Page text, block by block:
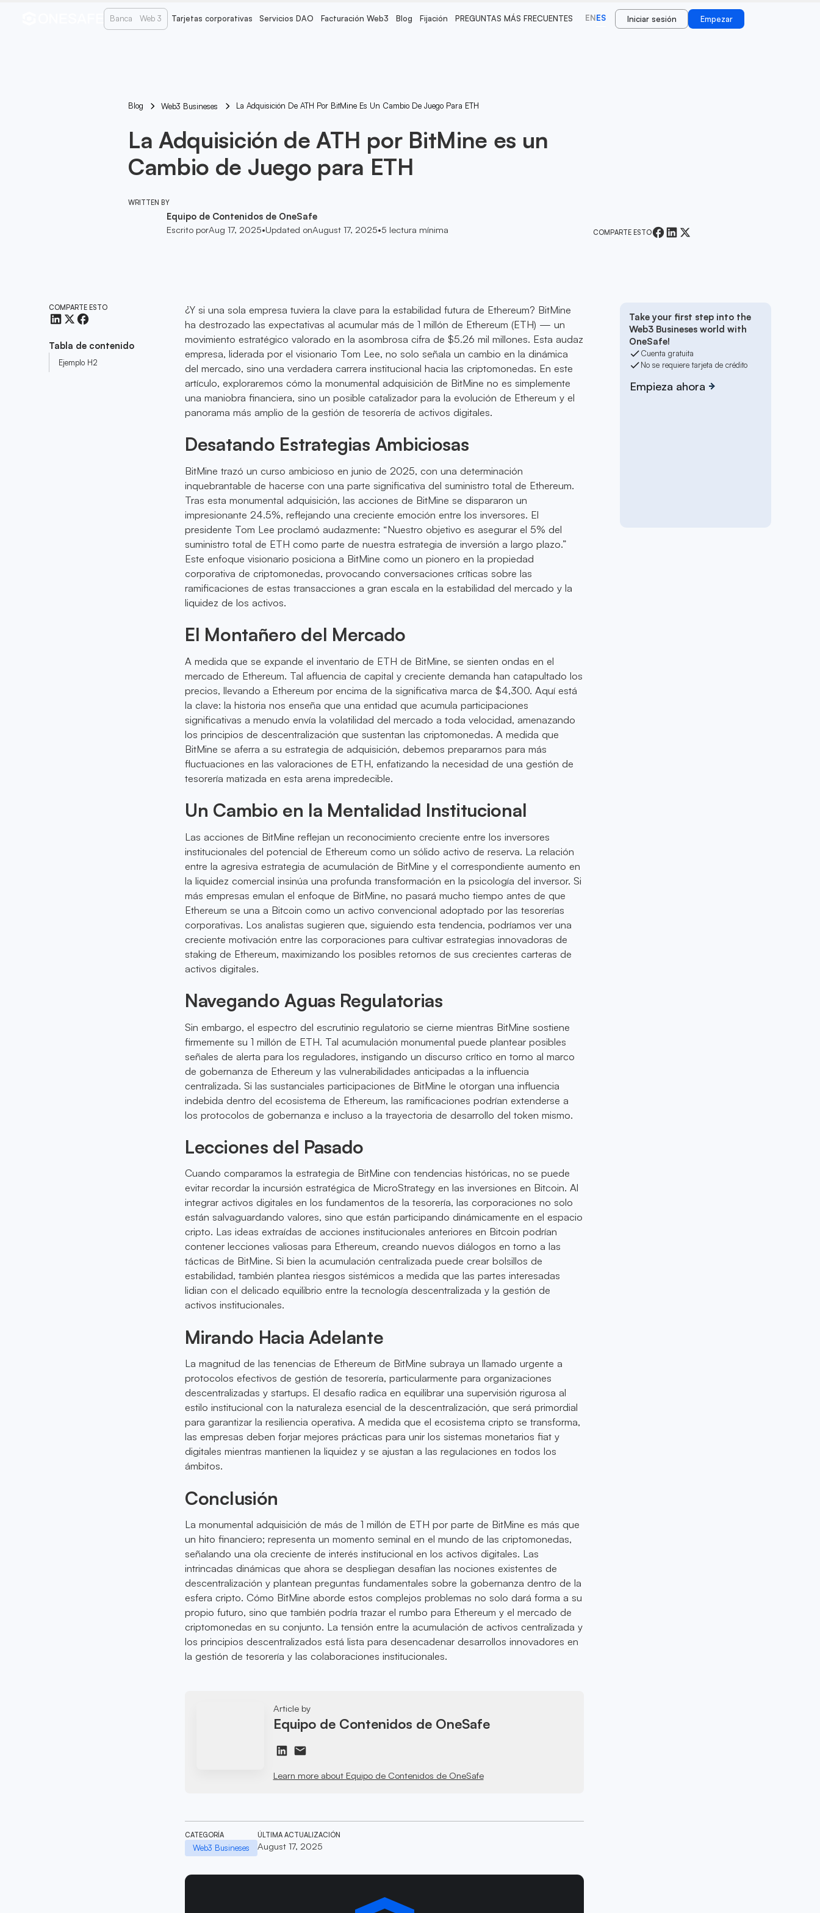
Banca Web 3 Tarjetas corporativas Servicios DAO Facturación Web3 Blog Fijación PREGUNTAS MÁS FRECUENTES ENES Iniciar sesión Empezar
Blog Web3 Busineses La Adquisición De ATH Por BitMine Es Un Cambio De Juego Para ETH
La Adquisición de ATH por BitMine es un
Cambio de Juego para ETH
WRITTEN BY
Equipo de Contenidos de OneSafe
Escrito porAug 17, 2025•Updated onAugust 17, 2025•5 lectura mínima COMPARTE ESTO
COMPARTE ESTO
Tabla de contenido
Ejemplo H2
¿Y si una sola empresa tuviera la clave para la estabilidad futura de Ethereum? BitMine
ha destrozado las expectativas al acumular más de 1 millón de Ethereum (ETH) — un
movimiento estratégico valorado en la asombrosa cifra de $5.26 mil millones. Esta audaz
empresa, liderada por el visionario Tom Lee, no solo señala un cambio en la dinámica
del mercado, sino una verdadera carrera institucional hacia las criptomonedas. En este
artículo, exploraremos cómo la monumental adquisición de BitMine no es simplemente
una maniobra financiera, sino un posible catalizador para la evolución de Ethereum y el
panorama más amplio de la gestión de tesorería de activos digitales.
Desatando Estrategias Ambiciosas
BitMine trazó un curso ambicioso en junio de 2025, con una determinación
inquebrantable de hacerse con una parte significativa del suministro total de Ethereum.
Tras esta monumental adquisición, las acciones de BitMine se dispararon un
impresionante 24.5%, reflejando una creciente emoción entre los inversores. El
presidente Tom Lee proclamó audazmente: “Nuestro objetivo es asegurar el 5% del
suministro total de ETH como parte de nuestra estrategia de inversión a largo plazo.”
Este enfoque visionario posiciona a BitMine como un pionero en la propiedad
corporativa de criptomonedas, provocando conversaciones críticas sobre las
ramificaciones de estas transacciones a gran escala en la estabilidad del mercado y la
liquidez de los activos.
El Montañero del Mercado
A medida que se expande el inventario de ETH de BitMine, se sienten ondas en el
mercado de Ethereum. Tal afluencia de capital y creciente demanda han catapultado los
precios, llevando a Ethereum por encima de la significativa marca de $4,300. Aquí está
la clave: la historia nos enseña que una entidad que acumula participaciones
significativas a menudo envía la volatilidad del mercado a toda velocidad, amenazando
los principios de descentralización que sustentan las criptomonedas. A medida que
BitMine se aferra a su estrategia de adquisición, debemos prepararnos para más
fluctuaciones en las valoraciones de ETH, enfatizando la necesidad de una gestión de
tesorería matizada en esta arena impredecible.
Un Cambio en la Mentalidad Institucional
Las acciones de BitMine reflejan un reconocimiento creciente entre los inversores
institucionales del potencial de Ethereum como un sólido activo de reserva. La relación
entre la agresiva estrategia de acumulación de BitMine y el correspondiente aumento en
la liquidez comercial insinúa una profunda transformación en la psicología del inversor. Si
más empresas emulan el enfoque de BitMine, no pasará mucho tiempo antes de que
Ethereum se una a Bitcoin como un activo convencional adoptado por las tesorerías
corporativas. Los analistas sugieren que, siguiendo esta tendencia, podríamos ver una
creciente motivación entre las corporaciones para cultivar estrategias innovadoras de
staking de Ethereum, maximizando los posibles retornos de sus crecientes carteras de
activos digitales.
Navegando Aguas Regulatorias
Sin embargo, el espectro del escrutinio regulatorio se cierne mientras BitMine sostiene
firmemente su 1 millón de ETH. Tal acumulación monumental puede plantear posibles
señales de alerta para los reguladores, instigando un discurso crítico en torno al marco
de gobernanza de Ethereum y las vulnerabilidades anticipadas a la influencia
centralizada. Si las sustanciales participaciones de BitMine le otorgan una influencia
indebida dentro del ecosistema de Ethereum, las ramificaciones podrían extenderse a
los protocolos de gobernanza e incluso a la trayectoria de desarrollo del token mismo.
Lecciones del Pasado
Cuando comparamos la estrategia de BitMine con tendencias históricas, no se puede
evitar recordar la incursión estratégica de MicroStrategy en las inversiones en Bitcoin. Al
integrar activos digitales en los fundamentos de la tesorería, las corporaciones no solo
están salvaguardando valores, sino que están participando dinámicamente en el espacio
cripto. Las ideas extraídas de acciones institucionales anteriores en Bitcoin podrían
contener lecciones valiosas para Ethereum, creando nuevos diálogos en torno a las
tácticas de BitMine. Si bien la acumulación centralizada puede crear bolsillos de
estabilidad, también plantea riesgos sistémicos a medida que las partes interesadas
lidian con el delicado equilibrio entre la tecnología descentralizada y la gestión de
activos institucionales.
Mirando Hacia Adelante
La magnitud de las tenencias de Ethereum de BitMine subraya un llamado urgente a
protocolos efectivos de gestión de tesorería, particularmente para organizaciones
descentralizadas y startups. El desafío radica en equilibrar una supervisión rigurosa al
estilo institucional con la naturaleza esencial de la descentralización, que será primordial
para garantizar la resiliencia operativa. A medida que el ecosistema cripto se transforma,
las empresas deben forjar mejores prácticas para unir los sistemas monetarios fiat y
digitales mientras mantienen la liquidez y se ajustan a las regulaciones en todos los
ámbitos.
Conclusión
La monumental adquisición de más de 1 millón de ETH por parte de BitMine es más que
un hito financiero; representa un momento seminal en el mundo de las criptomonedas,
señalando una ola creciente de interés institucional en los activos digitales. Las
intrincadas dinámicas que ahora se despliegan desafían las nociones existentes de
descentralización y plantean preguntas fundamentales sobre la gobernanza dentro de la
esfera cripto. Cómo BitMine aborde estos complejos problemas no solo dará forma a su
propio futuro, sino que también podría trazar el rumbo para Ethereum y el mercado de
criptomonedas en su conjunto. La tensión entre la acumulación de activos centralizada y
los principios descentralizados está lista para desencadenar desarrollos innovadores en
la gestión de tesorería y las colaboraciones institucionales.
Article by
Equipo de Contenidos de OneSafe
Learn more about Equipo de Contenidos de OneSafe
CATEGORÍA
Web3 Busineses
ÚLTIMA ACTUALIZACIÓN
August 17, 2025
Take your first step into the
Web3 Busineses world with
OneSafe!
Cuenta gratuita
No se requiere tarjeta de crédito
Empieza ahora